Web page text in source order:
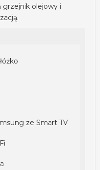
grzejnik olejowy i
ze Smart TV